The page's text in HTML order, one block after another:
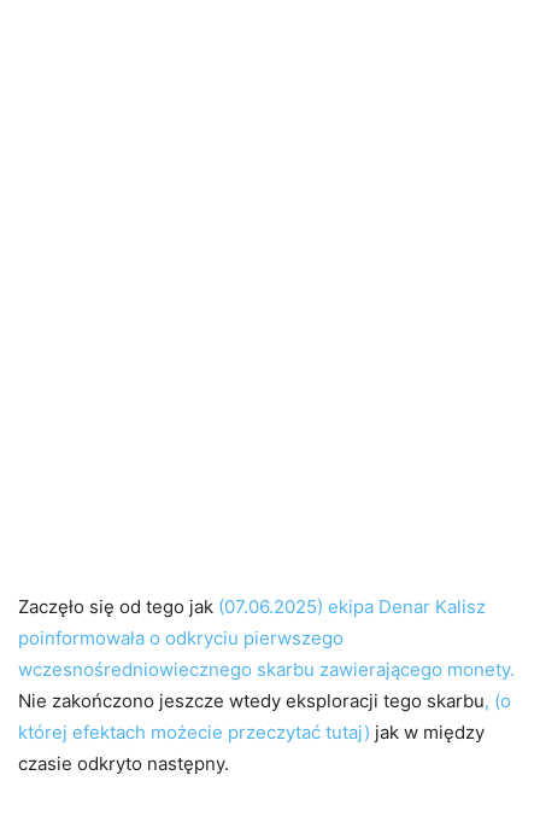
Zaczęło się od tego jak (07.06.2025) ekipa Denar Kalisz
poinformowała o odkryciu pierwszego
wczesnośredniowiecznego skarbu zawierającego monety.
Nie zakończono jeszcze wtedy eksploracji tego skarbu, (o
której efektach możecie przeczytać tutaj) jak w między
czasie odkryto następny.